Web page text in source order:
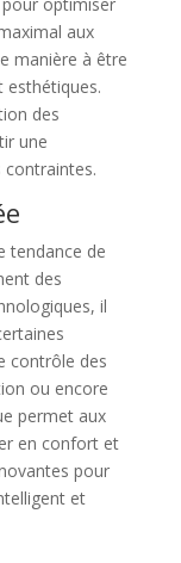
aux
manière à être
des
une
contraintes.
tendance de
des
il
contrôle des
ou encore
permet aux
en confort et
pour
et